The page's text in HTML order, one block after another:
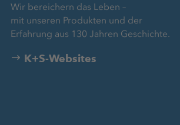
Wir bereichern das Leben –
mit unseren Produkten und der
Erfahrung aus 130 Jahren Geschichte.
K+S-Websites